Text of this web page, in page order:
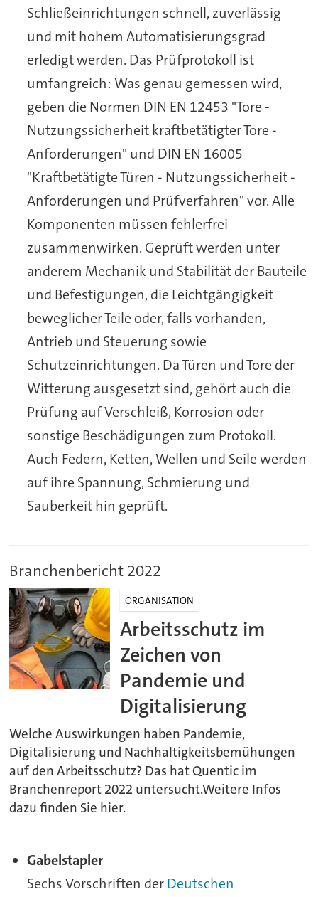
Schließeinrichtungen schnell, zuverlässig
und mit hohem Automatisierungsgrad
erledigt werden. Das Prüfprotokoll ist
umfangreich: Was genau gemessen wird,
geben die Normen DIN EN 12453 "Tore -
Nutzungssicherheit kraftbetätigter Tore -
Anforderungen" und DIN EN 16005
"Kraftbetätigte Türen - Nutzungssicherheit -
Anforderungen und Prüfverfahren" vor. Alle
Komponenten müssen fehlerfrei
zusammenwirken. Geprüft werden unter
anderem Mechanik und Stabilität der Bauteile
und Befestigungen, die Leichtgängigkeit
beweglicher Teile oder, falls vorhanden,
Antrieb und Steuerung sowie
Schutzeinrichtungen. Da Türen und Tore der
Witterung ausgesetzt sind, gehört auch die
Prüfung auf Verschleiß, Korrosion oder
sonstige Beschädigungen zum Protokoll.
Auch Federn, Ketten, Wellen und Seile werden
auf ihre Spannung, Schmierung und
Sauberkeit hin geprüft.
Branchenbericht 2022
ORGANISATION
Arbeitsschutz im
Zeichen von
Pandemie und
Digitalisierung
Welche Auswirkungen haben Pandemie,
Digitalisierung und Nachhaltigkeitsbemühungen
auf den Arbeitsschutz? Das hat Quentic im
Branchenreport 2022 untersucht.Weitere Infos
dazu finden Sie hier.
Gabelstapler
Sechs Vorschriften derDeutschen